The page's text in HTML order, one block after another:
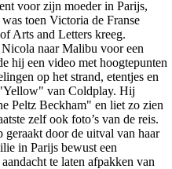
voor zijn moeder in Parijs,
toen Victoria de Franse
Arts and Letters kreeg.
naar Malibu voor een
hij een video met hoogtepunten
op het strand, etentjes en
van Coldplay. Hij
Peltz Beckham" en liet zo zien
zelf ook foto’s van de reis.
door de uitval van haar
in Parijs bewust een
te laten afpakken van